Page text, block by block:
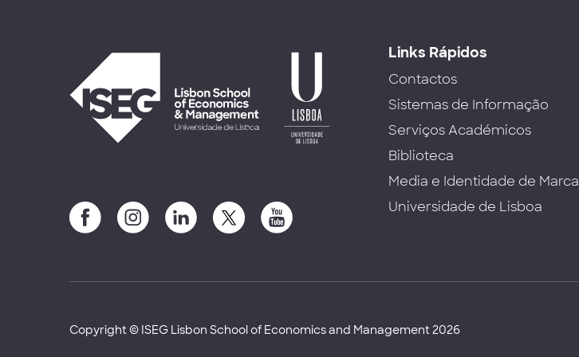
Links Rápidos
Contactos
Sistemas de Informação
Serviços Académicos
Biblioteca
Media e Identidade de Marca
Universidade de Lisboa
Copyright © ISEG Lisbon School of Economics and Management 2026